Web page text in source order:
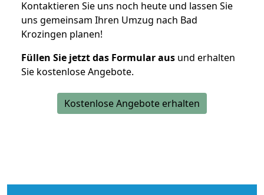
Kontaktieren Sie uns noch heute und lassen Sie
uns gemeinsam Ihren Umzug nach Bad
Krozingen planen!
Füllen Sie jetzt das Formular aus und erhalten
Sie kostenlose Angebote.
Kostenlose Angebote erhalten